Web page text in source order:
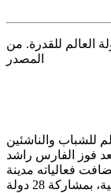
العالم للقدرة. من
المصدر
للشباب والناشئين
بعد فوز الفارس راشد
فعالياته مدينة